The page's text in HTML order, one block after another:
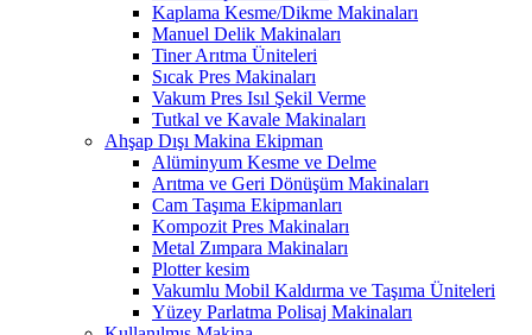
Kaplama Kesme/Dikme Makinaları
Manuel Delik Makinaları
Tiner Arıtma Üniteleri
Sıcak Pres Makinaları
Vakum Pres Isıl Şekil Verme
Tutkal ve Kavale Makinaları
Ahşap Dışı Makina Ekipman
Alüminyum Kesme ve Delme
Arıtma ve Geri Dönüşüm Makinaları
Cam Taşıma Ekipmanları
Kompozit Pres Makinaları
Metal Zımpara Makinaları
Plotter kesim
Vakumlu Mobil Kaldırma ve Taşıma Üniteleri
Yüzey Parlatma Polisaj Makinaları